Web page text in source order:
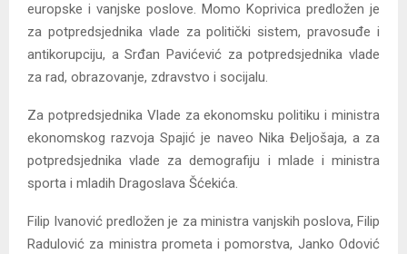
europske i vanjske poslove. Momo Koprivica predložen je
za potpredsjednika vlade za politički sistem, pravosuđe i
antikorupciju, a Srđan Pavićević za potpredsjednika vlade
za rad, obrazovanje, zdravstvo i socijalu.
Za potpredsjednika Vlade za ekonomsku politiku i ministra
ekonomskog razvoja Spajić je naveo Nika Đeljošaja, a za
potpredsjednika vlade za demografiju i mlade i ministra
sporta i mladih Dragoslava Šćekića.
Filip Ivanović predložen je za ministra vanjskih poslova, Filip
Radulović za ministra prometa i pomorstva, Janko Odović